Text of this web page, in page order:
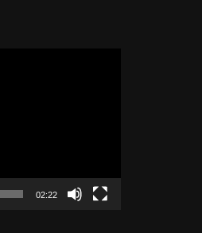
02:22